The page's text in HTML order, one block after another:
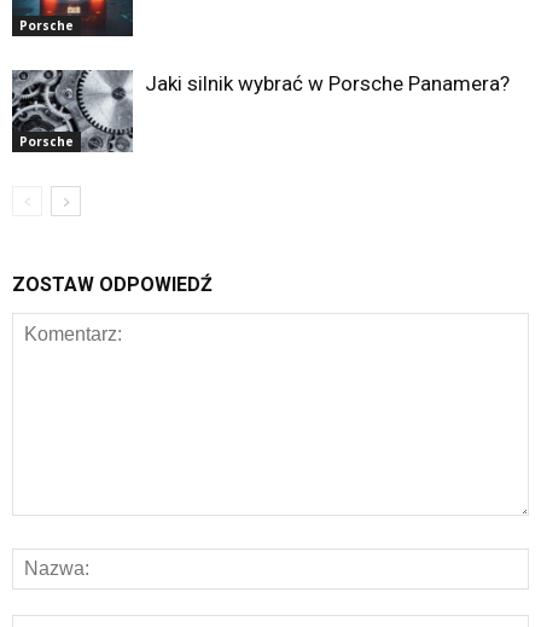
Porsche
Porsche
Jaki silnik wybrać w Porsche Panamera?
ZOSTAW ODPOWIEDŹ